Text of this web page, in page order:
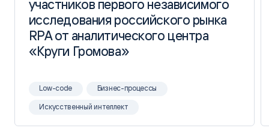
участников первого независимого
исследования российского рынка
RPA от аналитического центра
«Круги Громова»
участников первого независимого
исследования российского рынка
RPA от аналитического центра
«Круги Громова»
Low-code Бизнес-процессы
Искусственный интеллект